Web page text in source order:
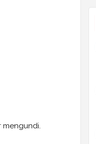
mengundi.